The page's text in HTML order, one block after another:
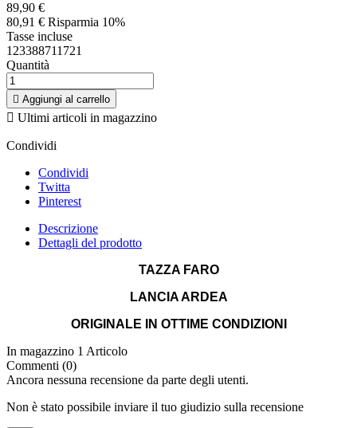
89,90 €
80,91 € Risparmia 10%
Tasse incluse
123388711721
Quantità
 Aggiungi al carrello
 Ultimi articoli in magazzino
Condividi
Condividi
Twitta
Pinterest
Descrizione
Dettagli del prodotto
TAZZA FARO
LANCIA ARDEA
ORIGINALE IN OTTIME CONDIZIONI
In magazzino 1 Articolo
Commenti (0)
Ancora nessuna recensione da parte degli utenti.
Non è stato possibile inviare il tuo giudizio sulla recensione